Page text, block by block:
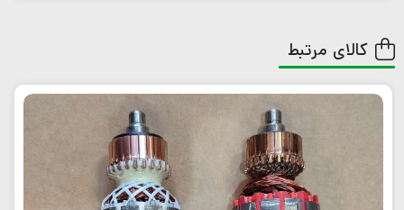
کالای مرتبط